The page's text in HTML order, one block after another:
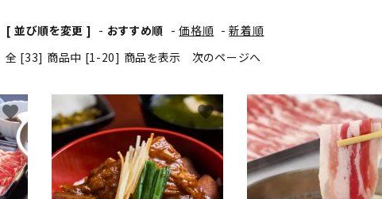
[ 並び順を変更 ] - おすすめ順 -価格順 -新着順
全 [33] 商品中 [1-20] 商品を表示
次のページへ
favorite favorite